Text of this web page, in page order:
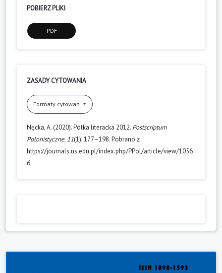
POBIERZ PLIKI
PDF
ZASADY CYTOWANIA
Formaty cytowań
Nęcka, A. (2020). Półka literacka 2012. Postscriptum
Polonistyczne, 11(1), 177–198. Pobrano z
https://journals.us.edu.pl/index.php/PPol/article/view/1056
6